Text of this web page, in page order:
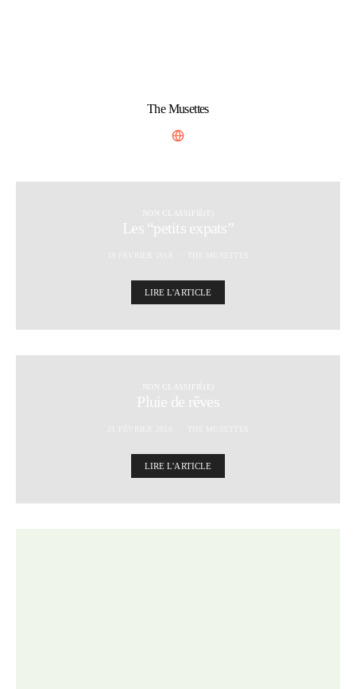
The Musettes
NON CLASSIFIÉ(E)
Les “petits expats”
LIRE L'ARTICLE
NON CLASSIFIÉ(E)
Pluie de rêves
LIRE L'ARTICLE